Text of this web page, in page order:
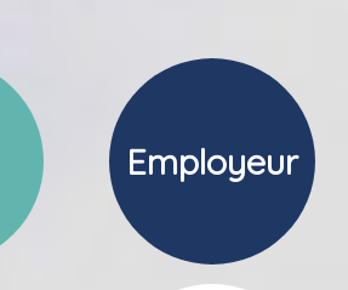
Employeur